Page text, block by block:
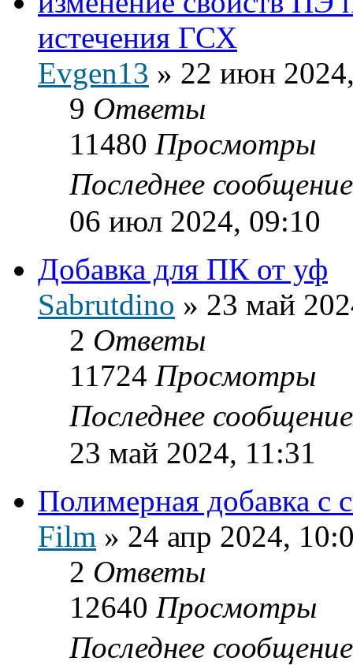
истечения ГСХ
Evgen13 » 22 июн
9 Ответы
11480 Просмотры
Последнее
06 июл 2024, 09:10
Добавка для ПК от уф
Sabrutdino » 23 май
2 Ответы
11724 Просмотры
Последнее
23 май 2024, 11:31
Полимерная добавка с
Film » 24 апр 2024,
2 Ответы
12640 Просмотры
Последнее